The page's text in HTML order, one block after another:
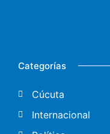
Categorías
Cúcuta
Internacional